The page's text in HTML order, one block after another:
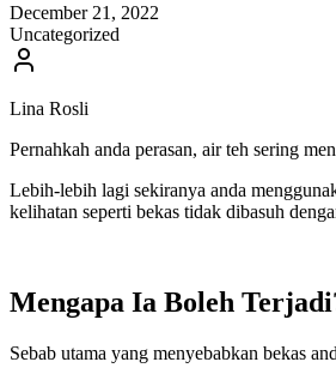
December 21, 2022
Uncategorized
Lina Rosli
Pernahkah anda perasan, air teh sering
Lebih-lebih lagi sekiranya anda
kelihatan seperti bekas tidak dibasuh
Mengapa Ia Boleh
Sebab utama yang menyebabkan bekas